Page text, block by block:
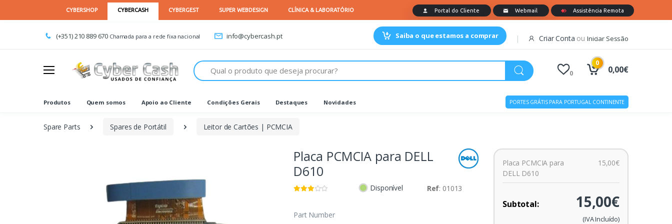
(+351) 210 889 670 Chamada para a rede fixa nacional info@cybercash.pt Saiba o que estamos a comprar Criar Conta ouIniciar Sessão
Procurar
0
0
0,00€
Produtos Quem somos Apoio ao Cliente Condições Gerais Destaques Novidades PORTES GRÁTIS PARA PORTUGAL CONTINENTE
Spare Parts Spares de Portátil Leitor de Cartões | PCMCIA
Placa PCMCIA para DELL
D610
Disponível Ref: 01013
Part Number
Placa PCMCIA para
DELL D610
15,00€
Subtotal: 15,00€
(IVA Incluído)